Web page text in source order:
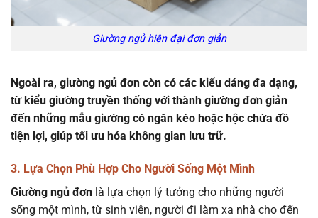
Giường ngủ hiện đại đơn giản
Ngoài ra, giường ngủ đơn còn có các kiểu dáng đa dạng,
từ kiểu giường truyền thống với thành giường đơn giản
đến những mẫu giường có ngăn kéo hoặc hộc chứa đồ
tiện lợi, giúp tối ưu hóa không gian lưu trữ.
3. Lựa Chọn Phù Hợp Cho Người Sống Một Mình
Giường ngủ đơn là lựa chọn lý tưởng cho những người
sống một mình, từ sinh viên, người đi làm xa nhà cho đến